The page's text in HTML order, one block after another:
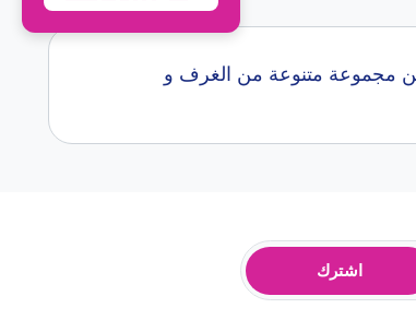
نساعدك في الاختيار من مجموعة متنوعة من الغرف و
اشترك